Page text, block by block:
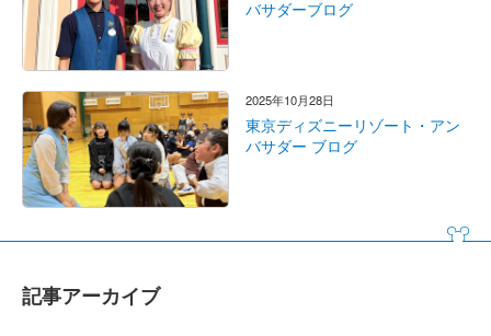
バサダーブログ
2025年10月28日
東京ディズニーリゾート・アン
バサダー ブログ
記事アーカイブ